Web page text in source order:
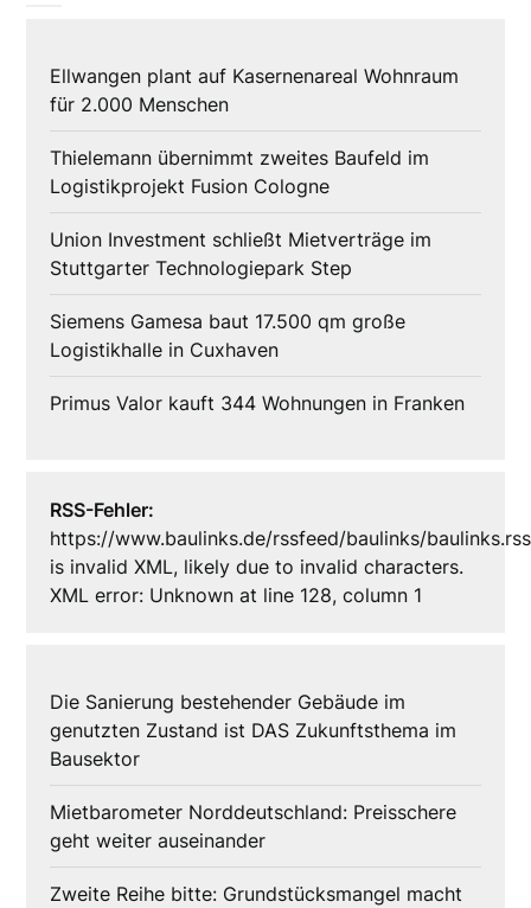
Ellwangen plant auf Kasernenareal Wohnraum
für 2.000 Menschen
Thielemann übernimmt zweites Baufeld im
Logistikprojekt Fusion Cologne
Union Investment schließt Mietverträge im
Stuttgarter Technologiepark Step
Siemens Gamesa baut 17.500 qm große
Logistikhalle in Cuxhaven
Primus Valor kauft 344 Wohnungen in Franken
RSS-Fehler:
https://www.baulinks.de/rssfeed/baulinks/baulinks.rss
is invalid XML, likely due to invalid characters.
XML error: Unknown at line 128, column 1
Die Sanierung bestehender Gebäude im
genutzten Zustand ist DAS Zukunftsthema im
Bausektor
Mietbarometer Norddeutschland: Preisschere
geht weiter auseinander
Zweite Reihe bitte: Grundstücksmangel macht